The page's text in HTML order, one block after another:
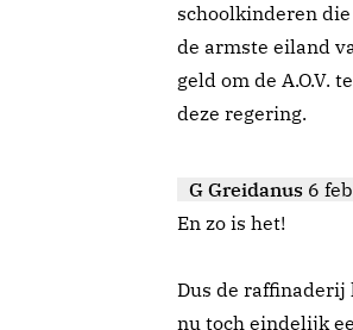
schoolkinderen
de armste eiland
geld om de A.O.V.
deze regering.
G Greidanus 6
En zo is het!
Dus de raffinaderij
nu toch eindelijk